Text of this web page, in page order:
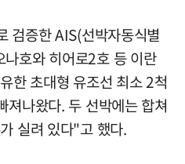
검증한 AIS(선박자동식별
호와 히어로2호 등 이란
한 초대형 유조선 최소 2척
져나왔다. 두 선박에는 합쳐
실려 있다"고 했다.